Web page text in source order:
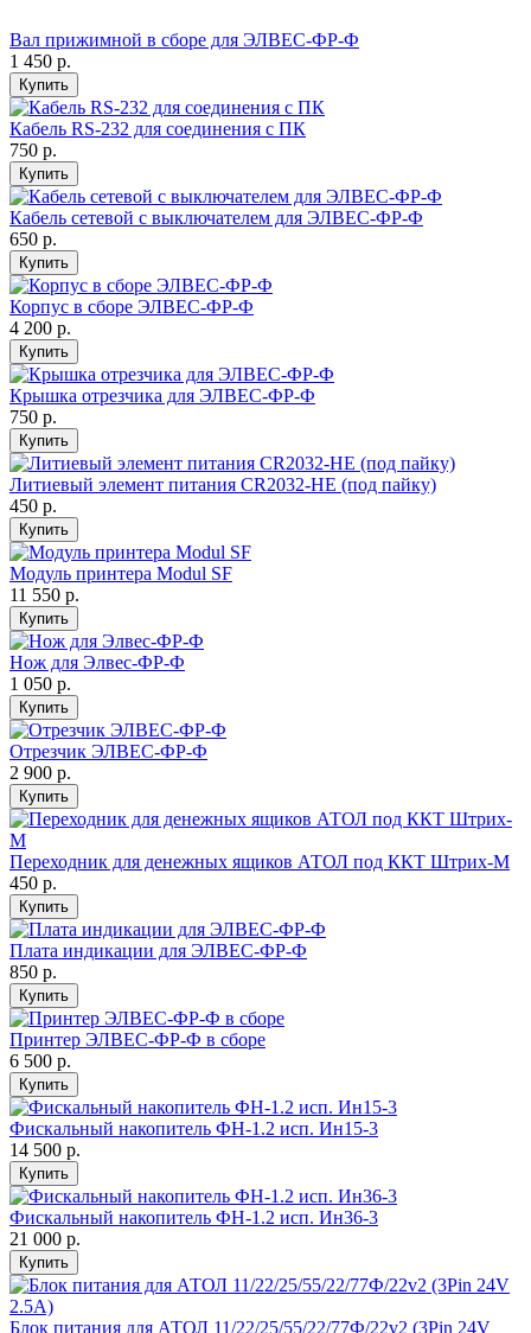
Вал прижимной в сборе для ЭЛВЕС-ФР-Ф
1 450 р.
Купить
Кабель RS-232 для соединения с ПК
750 р.
Купить
Кабель сетевой с выключателем для ЭЛВЕС-ФР-Ф
650 р.
Купить
Корпус в сборе ЭЛВЕС-ФР-Ф
4 200 р.
Купить
Крышка отрезчика для ЭЛВЕС-ФР-Ф
750 р.
Купить
Литиевый элемент питания CR2032-HE (под пайку)
450 р.
Купить
Модуль принтера Modul SF
11 550 р.
Купить
Нож для Элвес-ФР-Ф
1 050 р.
Купить
Отрезчик ЭЛВЕС-ФР-Ф
2 900 р.
Купить
Переходник для денежных ящиков АТОЛ под ККТ Штрих-М
450 р.
Купить
Плата индикации для ЭЛВЕС-ФР-Ф
850 р.
Купить
Принтер ЭЛВЕС-ФР-Ф в сборе
6 500 р.
Купить
Фискальный накопитель ФН-1.2 исп. Ин15-3
14 500 р.
Купить
Фискальный накопитель ФН-1.2 исп. Ин36-3
21 000 р.
Купить
Блок питания для АТОЛ 11/22/25/55/22/77Ф/22v2 (3Pin 24V